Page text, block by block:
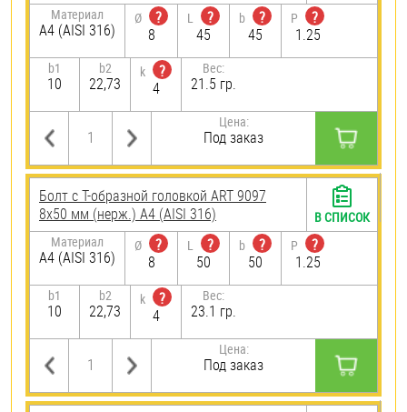
Материал
A4 (AISI 316)
Ø
?
8
L
?
45
b
?
45
P
?
1.25
b1
10
b2
22,73
k
?
4
Вес:
21.5 гр.
Цена:
Под заказ
Болт с Т-образной головкой ART 9097
8х50 мм (нерж.) A4 (AISI 316)
Материал
A4 (AISI 316)
Ø
?
8
L
?
50
b
?
50
P
?
1.25
b1
10
b2
22,73
k
?
4
Вес:
23.1 гр.
Цена:
Под заказ
В СПИСОК